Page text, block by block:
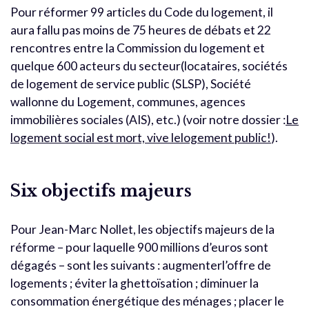
Pour réformer 99 articles du Code du logement, il
aura fallu pas moins de 75 heures de débats et 22
rencontres entre la Commission du logement et
quelque 600 acteurs du secteur(locataires, sociétés
de logement de service public (SLSP), Société
wallonne du Logement, communes, agences
immobilières sociales (AIS), etc.) (voir notre dossier :Le
logement social est mort, vive lelogement public!).
Six objectifs majeurs
Pour Jean-Marc Nollet, les objectifs majeurs de la
réforme – pour laquelle 900 millions d’euros sont
dégagés – sont les suivants : augmenterl’offre de
logements ; éviter la ghettoïsation ; diminuer la
consommation énergétique des ménages ; placer le